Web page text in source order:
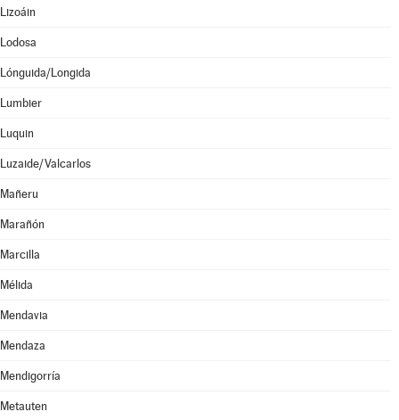
Lizoáin
Lodosa
Lónguida/Longida
Lumbier
Luquin
Luzaide/Valcarlos
Mañeru
Marañón
Marcilla
Mélida
Mendavia
Mendaza
Mendigorría
Metauten